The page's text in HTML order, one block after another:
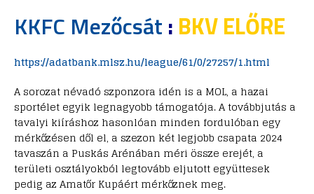
KKFC Mezőcsát : BKV ELŐRE
https://adatbank.mlsz.hu/league/61/0/27257/1.html
A sorozat névadó szponzora idén is a MOL, a hazai
sportélet egyik legnagyobb támogatója. A továbbjutás a
tavalyi kiíráshoz hasonlóan minden fordulóban egy
mérkőzésen dől el, a szezon két legjobb csapata 2024
tavaszán a Puskás Arénában méri össze erejét, a
területi osztályokból legtovább eljutott együttesek
pedig az Amatőr Kupáért mérkőznek meg.